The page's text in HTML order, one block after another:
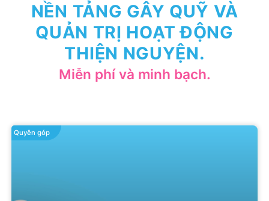
NỀN TẢNG GÂY QUỸ VÀ
QUẢN TRỊ HOẠT ĐỘNG
THIỆN NGUYỆN.
Miễn phí và minh bạch.
Quyên góp